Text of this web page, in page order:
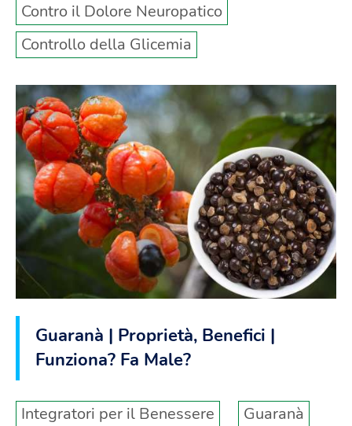
Contro il Dolore Neuropatico
Controllo della Glicemia
Guaranà | Proprietà, Benefici |
Funziona? Fa Male?
Integratori per il Benessere
Guaranà